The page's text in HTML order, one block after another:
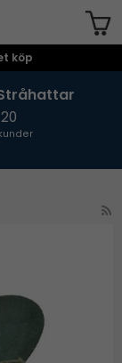
köp
19